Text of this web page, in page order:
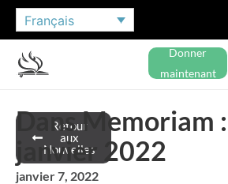
Français
Donner
maintenant
Retour
aux
Nouvelles
Dans Memoriam
janvier 2022
janvier 7, 2022